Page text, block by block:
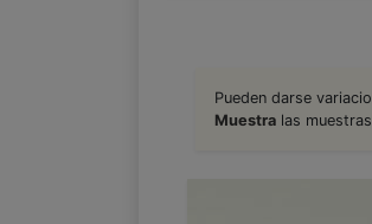
Pueden darse
Muestra las